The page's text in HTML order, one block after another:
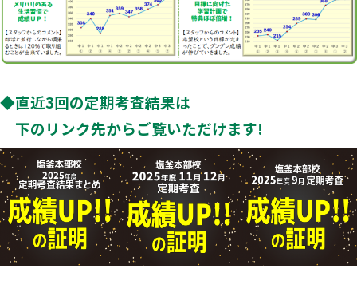
◆直近3回の定期考査結果は
下のリンク先からご覧いただけます!